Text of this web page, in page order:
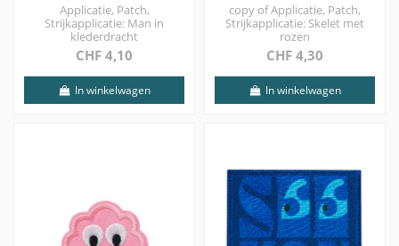
Applicatie, Patch,
Strijkapplicatie: Man in
klederdracht
CHF 4,10
In winkelwagen
copy of Applicatie, Patch,
Strijkapplicatie: Skelet met
rozen
CHF 4,30
In winkelwagen